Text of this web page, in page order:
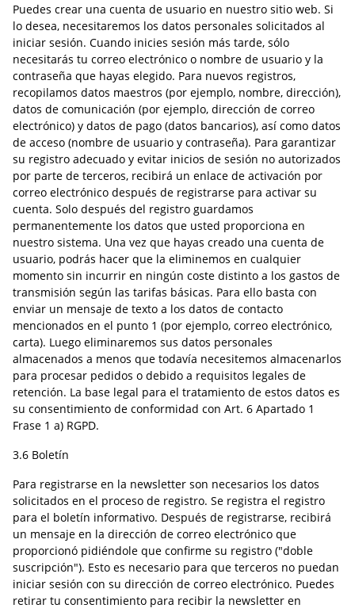
Puedes crear una cuenta de usuario en nuestro sitio web. Si
lo desea, necesitaremos los datos personales solicitados al
iniciar sesión. Cuando inicies sesión más tarde, sólo
necesitarás tu correo electrónico o nombre de usuario y la
contraseña que hayas elegido. Para nuevos registros,
recopilamos datos maestros (por ejemplo, nombre, dirección),
datos de comunicación (por ejemplo, dirección de correo
electrónico) y datos de pago (datos bancarios), así como datos
de acceso (nombre de usuario y contraseña). Para garantizar
su registro adecuado y evitar inicios de sesión no autorizados
por parte de terceros, recibirá un enlace de activación por
correo electrónico después de registrarse para activar su
cuenta. Solo después del registro guardamos
permanentemente los datos que usted proporciona en
nuestro sistema. Una vez que hayas creado una cuenta de
usuario, podrás hacer que la eliminemos en cualquier
momento sin incurrir en ningún coste distinto a los gastos de
transmisión según las tarifas básicas. Para ello basta con
enviar un mensaje de texto a los datos de contacto
mencionados en el punto 1 (por ejemplo, correo electrónico,
carta). Luego eliminaremos sus datos personales
almacenados a menos que todavía necesitemos almacenarlos
para procesar pedidos o debido a requisitos legales de
retención. La base legal para el tratamiento de estos datos es
su consentimiento de conformidad con Art. 6 Apartado 1
Frase 1 a) RGPD.
3.6 Boletín
Para registrarse en la newsletter son necesarios los datos
solicitados en el proceso de registro. Se registra el registro
para el boletín informativo. Después de registrarse, recibirá
un mensaje en la dirección de correo electrónico que
proporcionó pidiéndole que confirme su registro ("doble
suscripción"). Esto es necesario para que terceros no puedan
iniciar sesión con su dirección de correo electrónico. Puedes
retirar tu consentimiento para recibir la newsletter en